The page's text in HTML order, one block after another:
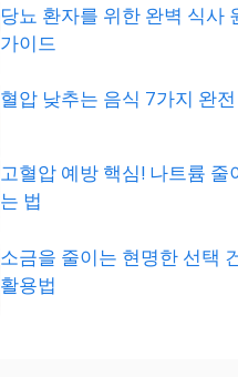
당뇨 환자를 위한 완벽 식사
가이드
혈압 낮추는 음식 7가지 완
고혈압 예방 핵심! 나트륨 줄
는 법
소금을 줄이는 현명한 선택
활용법